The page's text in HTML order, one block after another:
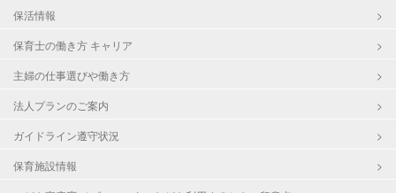
保活情報
保育士の働き方 キャリア
主婦の仕事選びや働き方
法人プランのご案内
ガイドライン遵守状況
保育施設情報